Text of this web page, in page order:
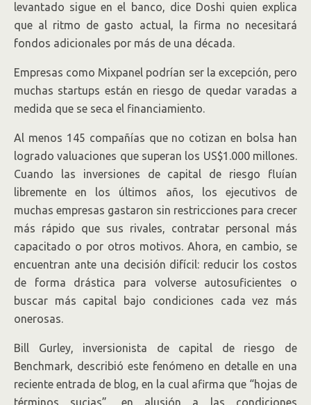
levantado sigue en el banco, dice Doshi quien explica
que al ritmo de gasto actual, la firma no necesitará
fondos adicionales por más de una década.
Empresas como Mixpanel podrían ser la excepción, pero
muchas startups están en riesgo de quedar varadas a
medida que se seca el financiamiento.
Al menos 145 compañías que no cotizan en bolsa han
logrado valuaciones que superan los US$1.000 millones.
Cuando las inversiones de capital de riesgo fluían
libremente en los últimos años, los ejecutivos de
muchas empresas gastaron sin restricciones para crecer
más rápido que sus rivales, contratar personal más
capacitado o por otros motivos. Ahora, en cambio, se
encuentran ante una decisión difícil: reducir los costos
de forma drástica para volverse autosuficientes o
buscar más capital bajo condiciones cada vez más
onerosas.
Bill Gurley, inversionista de capital de riesgo de
Benchmark, describió este fenómeno en detalle en una
reciente entrada de blog, en la cual afirma que “hojas de
términos sucias”, en alusión a las condiciones